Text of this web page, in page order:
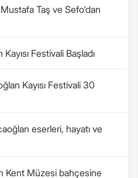
Taş ve Sefo'dan
Festivali Başladı
Kayısı Festivali 30
eserleri, hayatı ve
Kent Müzesi bahçesine